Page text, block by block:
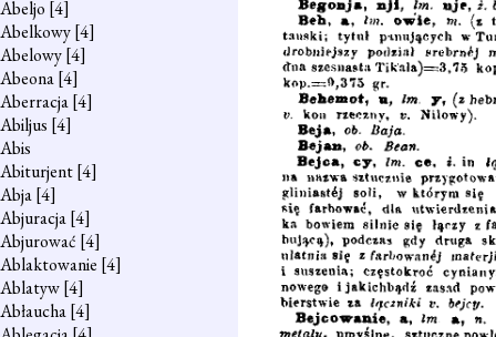
Abeljo [4]
Abelkowy[4]
Abelowy[4]
Abeona[4]
Aberracja[4]
Abiljus [4]
Abis
Abiturjent[4]
Abja[4]
Abjuracja[4]
Abjurować [4]
Ablaktowanie [4]
Ablatyw[4]
Abłaucha[4]